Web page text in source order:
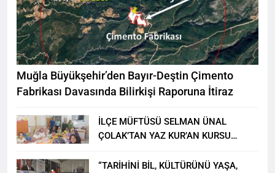
Muğla Büyükşehir’den Bayır-Deştin Çimento
Fabrikası Davasında Bilirkişi Raporuna İtiraz
İLÇE MÜFTÜSÜ SELMAN ÜNAL
ÇOLAK’TAN YAZ KUR’AN KURSU
“TARİHİNİ BİL, KÜLTÜRÜNÜ YAŞA,